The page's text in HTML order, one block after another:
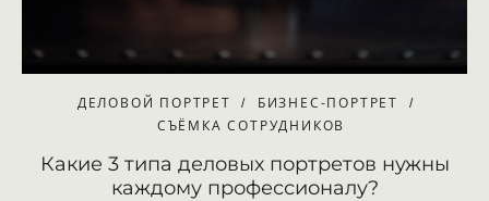
ДЕЛОВОЙ ПОРТРЕТ
БИЗНЕС-ПОРТРЕТ
СЪЁМКА СОТРУДНИКОВ
Какие 3 типа деловых портретов нужны
каждому профессионалу?